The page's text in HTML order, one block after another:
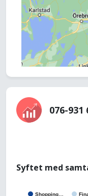
076-
Syftet med
Shopping…